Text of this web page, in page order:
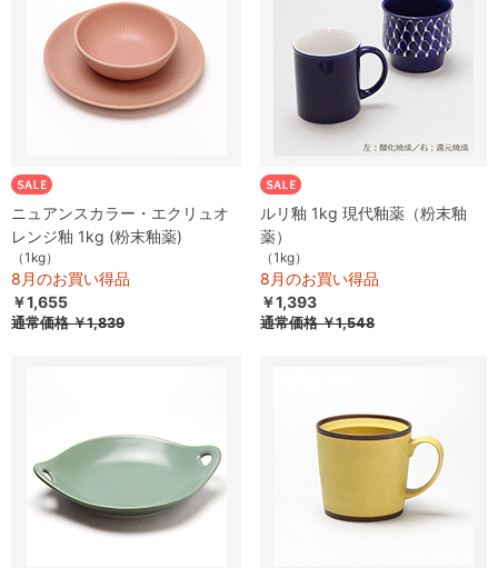
ニュアンスカラー・エクリュオ
レンジ釉 1kg (粉末釉薬)
（1kg）
8月のお買い得品
￥1,655
通常価格￥1,839
ルリ釉 1kg 現代釉薬（粉末釉
薬）
（1kg）
8月のお買い得品
￥1,393
通常価格￥1,548